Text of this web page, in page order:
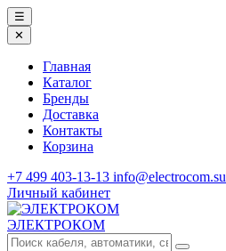
☰
✕
Главная
Каталог
Бренды
Доставка
Контакты
Корзина
+7 499 403-13-13 info@electrocom.su
Личный кабинет
ЭЛЕКТРОКОМ